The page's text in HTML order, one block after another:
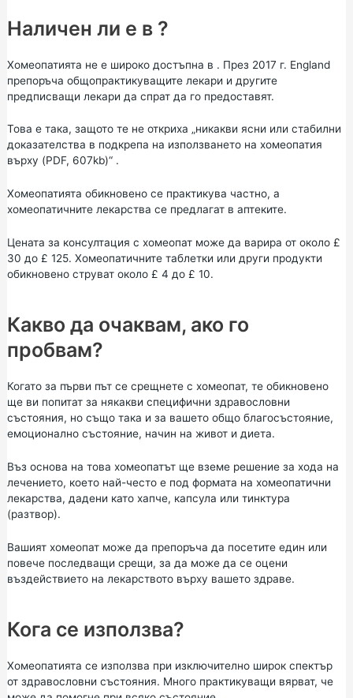
Наличен ли е в ?
Хомеопатията не е широко достъпна в . През 2017 г. England
препоръча общопрактикуващите лекари и другите
предписващи лекари да спрат да го предоставят.
Това е така, защото те не откриха „никакви ясни или стабилни
доказателства в подкрепа на използването на хомеопатия
върху (PDF, 607kb)“.
Хомеопатията обикновено се практикува частно, а
хомеопатичните лекарства се предлагат в аптеките.
Цената за консултация с хомеопат може да варира от около £
30 до £ 125. Хомеопатичните таблетки или други продукти
обикновено струват около £ 4 до £ 10.
Какво да очаквам, ако го
пробвам?
Когато за първи път се срещнете с хомеопат, те обикновено
ще ви попитат за някакви специфични здравословни
състояния, но също така и за вашето общо благосъстояние,
емоционално състояние, начин на живот и диета.
Въз основа на това хомеопатът ще вземе решение за хода на
лечението, което най-често е под формата на хомеопатични
лекарства, дадени като хапче, капсула или тинктура
(разтвор).
Вашият хомеопат може да препоръча да посетите един или
повече последващи срещи, за да може да се оцени
въздействието на лекарството върху вашето здраве.
Кога се използва?
Хомеопатията се използва при изключително широк спектър
от здравословни състояния. Много практикуващи вярват, че